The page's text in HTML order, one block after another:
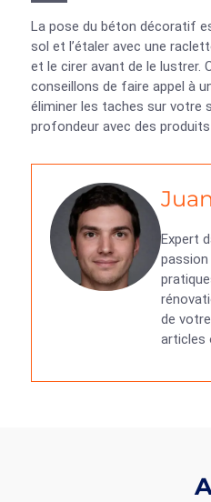
La pose du béton décoratif
sol et l’étaler avec une
et le cirer avant de le lustrer.
conseillons de faire appel à
éliminer les taches sur votre
profondeur avec des
Expert
de
articles